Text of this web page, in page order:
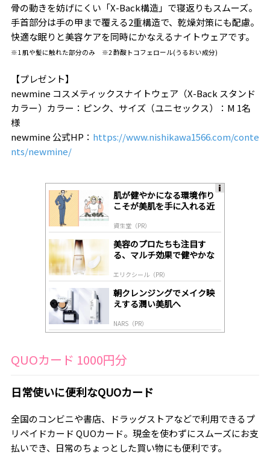
骨の動きを妨げにくい「X-Back構造」で寝返りもスムーズ。
手首部分は手の甲まで覆える2重構造で、乾燥対策にも配慮。
快適な眠りと美容ケアを同時にかなえるナイトウェアです。
※1 肌や髪に触れた部分のみ ※2 酢酸トコフェロール(うるおい成分)
【プレゼント】
newmine コスメティックスナイトウェア（X-Back スタンド
カラー）カラー：ピンク、サイズ（ユニセックス）：M 1名
様
newmine 公式HP： https://www.nishikawa1566.com/conte
nts/newmine/
肌が健やかになる環境作り
こそが美肌を手に入れる近
資生堂（PR）
美容のプロたちも注目す
る、マルチ効果で健やかな
エリクシール（PR）
朝クレンジングでメイク映
えする潤い美肌へ
NARS（PR）
QUOカード 1000円分
日常使いに便利なQUOカード
全国のコンビニや書店、ドラッグストアなどで利用できるプ
リペイドカード QUOカード。現金を使わずにスムーズにお支
払いでき、日常のちょっとした買い物にも便利です。